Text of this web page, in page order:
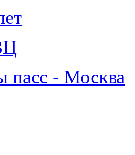
пасс - Москва